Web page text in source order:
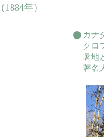
（1884年）
カナ
クロ
暑地
著名